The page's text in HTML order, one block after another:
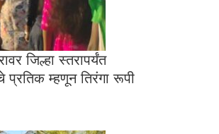
जिल्हा स्तरापर्यंत
प्रतिक म्हणून तिरंगा रूपी